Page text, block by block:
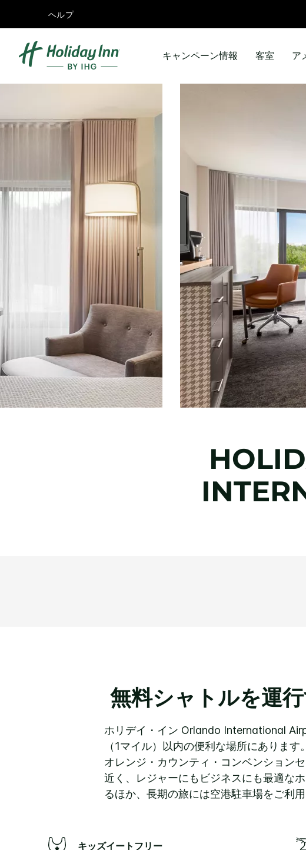
ヘルプ
キャンペーン情報 客室 ア
無料シャトルを運
ホリデイ・イン Orlando International
（1マイル）以内の便利な場所にありま
オレンジ・カウンティ・コンベンション
近く、レジャーにもビジネスにも最適なホ
るほか、長期の旅には空港駐車場をご利
キッズイートフリー